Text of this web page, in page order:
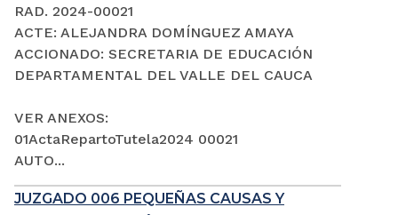
RAD. 2024-00021
ACTE: ALEJANDRA DOMÍNGUEZ AMAYA
ACCIONADO: SECRETARIA DE EDUCACIÓN
DEPARTAMENTAL DEL VALLE DEL CAUCA
VER ANEXOS:
01ActaRepartoTutela2024 00021
AUTO...
JUZGADO 006 PEQUEÑAS CAUSAS Y